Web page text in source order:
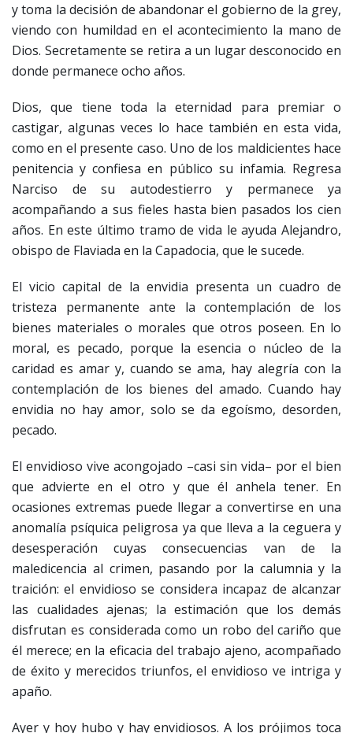
y toma la decisión de abandonar el gobierno de la grey,
viendo con humildad en el acontecimiento la mano de
Dios. Secretamente se retira a un lugar desconocido en
donde permanece ocho años.
Dios, que tiene toda la eternidad para premiar o
castigar, algunas veces lo hace también en esta vida,
como en el presente caso. Uno de los maldicientes hace
penitencia y confiesa en público su infamia. Regresa
Narciso de su autodestierro y permanece ya
acompañando a sus fieles hasta bien pasados los cien
años. En este último tramo de vida le ayuda Alejandro,
obispo de Flaviada en la Capadocia, que le sucede.
El vicio capital de la envidia presenta un cuadro de
tristeza permanente ante la contemplación de los
bienes materiales o morales que otros poseen. En lo
moral, es pecado, porque la esencia o núcleo de la
caridad es amar y, cuando se ama, hay alegría con la
contemplación de los bienes del amado. Cuando hay
envidia no hay amor, solo se da egoísmo, desorden,
pecado.
El envidioso vive acongojado –casi sin vida– por el bien
que advierte en el otro y que él anhela tener. En
ocasiones extremas puede llegar a convertirse en una
anomalía psíquica peligrosa ya que lleva a la ceguera y
desesperación cuyas consecuencias van de la
maledicencia al crimen, pasando por la calumnia y la
traición: el envidioso se considera incapaz de alcanzar
las cualidades ajenas; la estimación que los demás
disfrutan es considerada como un robo del cariño que
él merece; en la eficacia del trabajo ajeno, acompañado
de éxito y merecidos triunfos, el envidioso ve intriga y
apaño.
Ayer y hoy hubo y hay envidiosos. A los prójimos toca